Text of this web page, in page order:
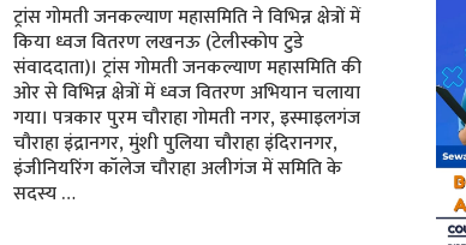
ट्रांस गोमती जनकल्याण महासमिति ने विभिन्न क्षेत्रों में
किया ध्वज वितरण लखनऊ (टेलीस्कोप टुडे
संवाददाता)। ट्रांस गोमती जनकल्याण महासमिति की
ओर से विभिन्न क्षेत्रों में ध्वज वितरण अभियान चलाया
गया। पत्रकार पुरम चौराहा गोमती नगर, इस्माइलगंज
चौराहा इंद्रानगर, मुंशी पुलिया चौराहा इंदिरानगर,
इंजीनियरिंग कॉलेज चौराहा अलीगंज में समिति के
सदस्य …